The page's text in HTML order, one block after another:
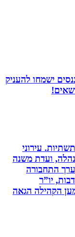
להעניק
עירוני
ועדת משנה
הגאה